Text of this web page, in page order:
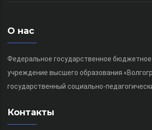
О нас
Федеральное государственное бюджетное
учреждение высшего образования
государственный социально-
Контакты